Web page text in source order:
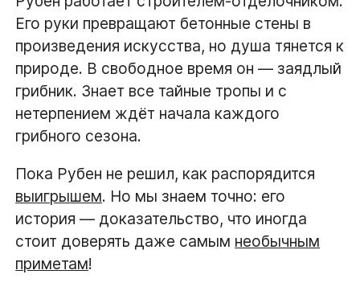
Его руки превращают бетонные стены в
произведения искусства, но душа тянется к
природе. В свободное время он — заядлый
грибник. Знает все тайные тропы и с
нетерпением ждёт начала каждого
грибного сезона.
Пока Рубен не решил, как распорядится
выигрышем. Но мы знаем точно: его
история — доказательство, что иногда
стоит доверять даже самым необычным
приметам!